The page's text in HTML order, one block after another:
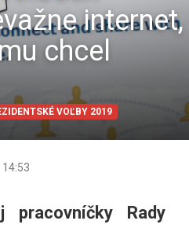
internet,
chcel
VOĽBY 2019
pracovníčky Rady